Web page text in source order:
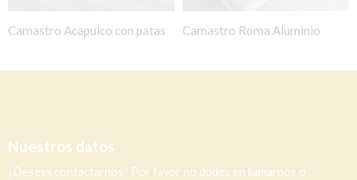
Camastro Acapulco con patas Camastro Roma Aluminio
Nuestros datos
¿Deseas contactarnos? Por favor no dudes en llamarnos o